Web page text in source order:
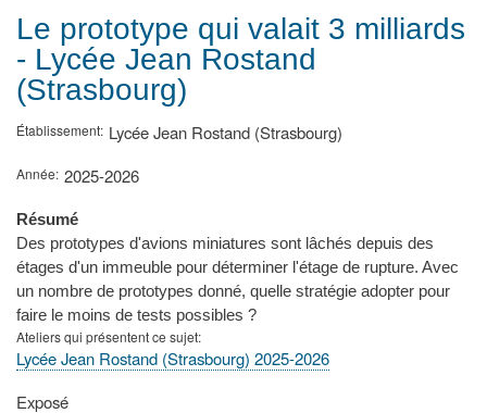
d'Ariane
Le prototype qui valait 3 milliards
- Lycée Jean Rostand
(Strasbourg)
Établissement Lycée Jean Rostand (Strasbourg)
Année 2025-2026
Résumé
Des prototypes d'avions miniatures sont lâchés depuis des
étages d'un immeuble pour déterminer l'étage de rupture. Avec
un nombre de prototypes donné, quelle stratégie adopter pour
faire le moins de tests possibles ?
Ateliers qui présentent ce sujet
Lycée Jean Rostand (Strasbourg) 2025-2026
Type
Exposé